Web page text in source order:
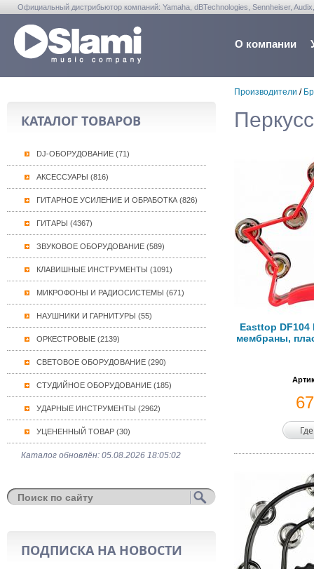
Официальный дистрибьютор компаний: Yamaha, dBTechnologies, Sennheiser,
О компании
КАТАЛОГ ТОВАРОВ
DJ-ОБОРУДОВАНИЕ (71)
АКСЕССУАРЫ (816)
ГИТАРНОЕ УСИЛЕНИЕ И ОБРАБОТКА (826)
ГИТАРЫ (4367)
ЗВУКОВОЕ ОБОРУДОВАНИЕ (589)
КЛАВИШНЫЕ ИНСТРУМЕНТЫ (1091)
МИКРОФОНЫ И РАДИОСИСТЕМЫ (671)
НАУШНИКИ И ГАРНИТУРЫ (55)
ОРКЕСТРОВЫЕ (2139)
СВЕТОВОЕ ОБОРУДОВАНИЕ (290)
СТУДИЙНОЕ ОБОРУДОВАНИЕ (185)
УДАРНЫЕ ИНСТРУМЕНТЫ (2962)
УЦЕНЕННЫЙ ТОВАР (30)
Каталог обновлён: 05.08.2026 18:05:02
ПОДПИСКА НА НОВОСТИ
Производители /
Easttop DF104
мембраны,